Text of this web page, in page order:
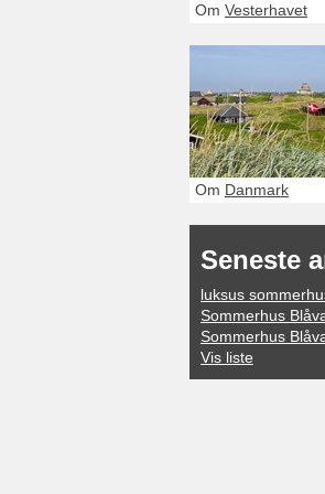
Om Vesterhavet
Om Danmark
Seneste
luksus
Sommerhus
Sommerhus
Vis liste